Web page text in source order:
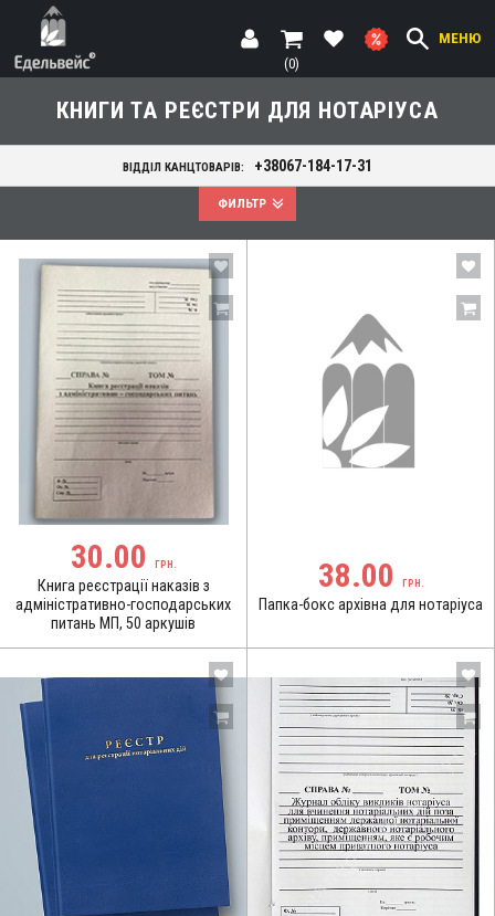
МЕНЮ
(0)
КНИГИ ТА РЕЄСТРИ ДЛЯ НОТАРІУСА
ВІДДІЛ КАНЦТОВАРІВ: +38067-184-17-31
ФИЛЬТР
30.00 ГРН.
Книга реєстрації наказів з
адміністративно-господарських
питань МП, 50 аркушів
38.00 ГРН.
Папка-бокс архівна для нотаріуса